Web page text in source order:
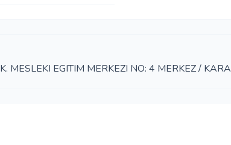
MESLEKI EGITIM MERKEZI NO: 4 MERKEZ /